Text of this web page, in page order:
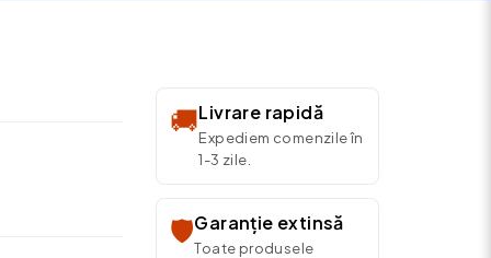
🚚Livrare rapidă
Expediem comenzile în
1-3 zile.
🛡️Garanție extinsă
Toate produsele